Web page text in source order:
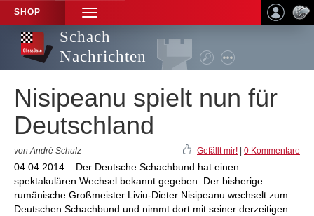
SHOP
TOGGLE
NAVIGATION
Schach
Nachrichten
Nisipeanu spielt nun für
Deutschland
von André Schulz Gefällt mir! 0 Kommentare
04.04.2014 – Der Deutsche Schachbund hat einen
spektakulären Wechsel bekannt gegeben. Der bisherige
rumänische Großmeister Liviu-Dieter Nisipeanu wechselt zum
Deutschen Schachbund und nimmt dort mit seiner derzeitigen